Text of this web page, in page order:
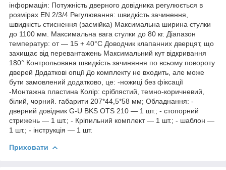
інформація: Потужність дверного довідника регулюється в
розмірах EN 2/3/4 Регулювання: швидкість зачинення,
швидкість стиснення (засмійка) Максимальна ширина стулки
до 1100 мм. Максимальна вага стулки до 80 кг. Діапазон
температур: от ― 15 + 40°C Доводчик клапанних дверцят, що
захищає від перевантажень Максимальний кут відкривання
180° Контрольована швидкість зачиняння по всьому повороту
дверей Додаткові опції До комплекту не входить, але може
бути замовлений додатково, це: -ножиці без фіксації
-Монтажна пластина Колір: сріблястий, темно-коричневий,
білий, чорний. габарити 207*44,5*58 мм; Обладнання: -
дверний довідник G-U BKS OTS 210 — 1 шт.; - стопорний
стрижень — 1 шт.; - Кріпильний комплект — 1 шт.; - шаблон —
1 шт.; - інструкція — 1 шт.
Приховати